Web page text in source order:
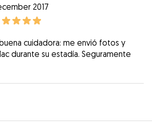
2017
cuidadora: me envió fotos y
durante su estadía. Seguramente